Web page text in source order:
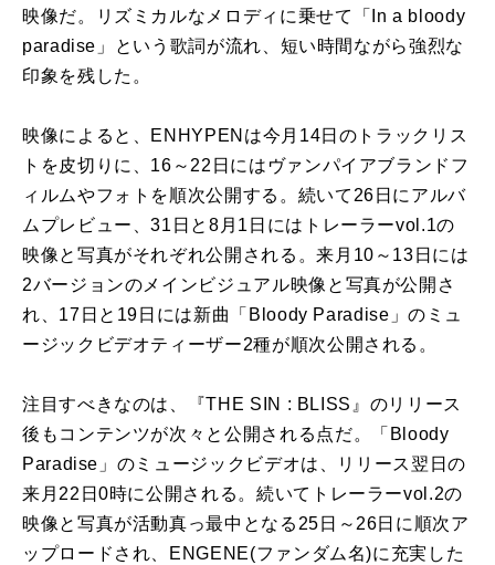
映像だ。リズミカルなメロディに乗せて「In a bloody
paradise」という歌詞が流れ、短い時間ながら強烈な
印象を残した。
映像によると、ENHYPENは今月14日のトラックリス
トを皮切りに、16～22日にはヴァンパイアブランドフ
ィルムやフォトを順次公開する。続いて26日にアルバ
ムプレビュー、31日と8月1日にはトレーラーvol.1の
映像と写真がそれぞれ公開される。来月10～13日には
2バージョンのメインビジュアル映像と写真が公開さ
れ、17日と19日には新曲「Bloody Paradise」のミュ
ージックビデオティーザー2種が順次公開される。
注目すべきなのは、『THE SIN : BLISS』のリリース
後もコンテンツが次々と公開される点だ。「Bloody
Paradise」のミュージックビデオは、リリース翌日の
来月22日0時に公開される。続いてトレーラーvol.2の
映像と写真が活動真っ最中となる25日～26日に順次ア
ップロードされ、ENGENE(ファンダム名)に充実した